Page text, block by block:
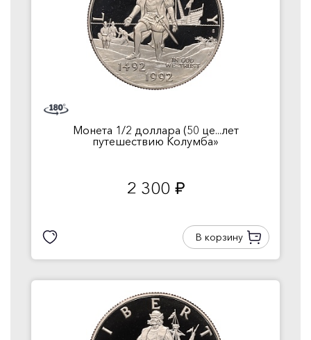
Монета 1/2 доллара (50 це...лет
путешествию Колумба»
2 300 руб.
В корзину